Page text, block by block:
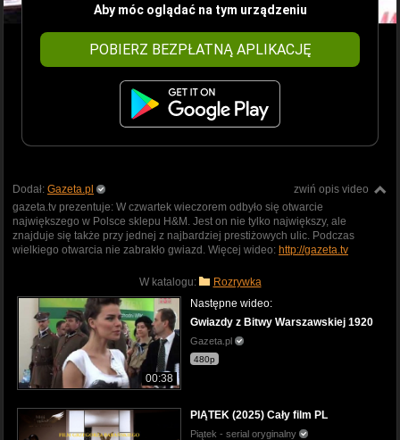
Aby móc oglądać na tym urządzeniu
POBIERZ BEZPŁATNĄ APLIKACJĘ
zwiń opis video
Dodał: Gazeta.pl
gazeta.tv prezentuje: W czwartek wieczorem odbyło się otwarcie
największego w Polsce sklepu H&M. Jest on nie tylko największy, ale
znajduje się także przy jednej z najbardziej prestiżowych ulic. Podczas
wielkiego otwarcia nie zabrakło gwiazd. Więcej wideo: http://gazeta.tv
W katalogu: Rozrywka
00:38
Następne wideo:
Gwiazdy z Bitwy Warszawskiej 1920
Gazeta.pl
480p
PIĄTEK (2025) Cały film PL
Piątek - serial oryginalny